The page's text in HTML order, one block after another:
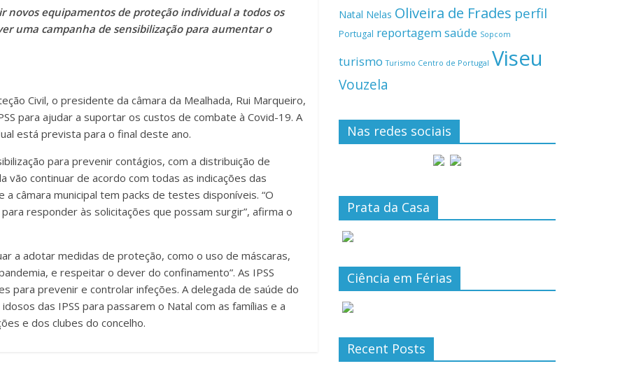
equipamentos de proteção individual a todos os
uma campanha de sensibilização para aumentar o
Civil, o presidente da câmara da Mealhada, Rui Marqueiro,
para ajudar a suportar os custos de combate à Covid-19. A
está prevista para o final deste ano.
para prevenir contágios, com a distribuição de
vão continuar de acordo com todas as indicações das
câmara municipal tem packs de testes disponíveis. “O
responder às solicitações que possam surgir”, afirma o
a adotar medidas de proteção, como o uso de máscaras,
e respeitar o dever do confinamento”. As IPSS
para prevenir e controlar infeções. A delegada de saúde do
das IPSS para passarem o Natal com as famílias e a
e dos clubes do concelho.
Natal Nelas Oliveira de Frades perfil
Portugal reportagemsaúde Sopcom
turismo Turismo Centro de Portugal Viseu
Vouzela
Nas redes sociais
Prata da Casa
Ciência em Férias
Recent Posts